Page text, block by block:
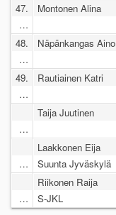
47.
…
Montonen Alina
48.
…
Näpänkangas Aino
49.
…
Rautiainen Katri
…
Taija Juutinen
…
Laakkonen Eija
Suunta Jyväskylä
…
Riikonen Raija
S-JKL